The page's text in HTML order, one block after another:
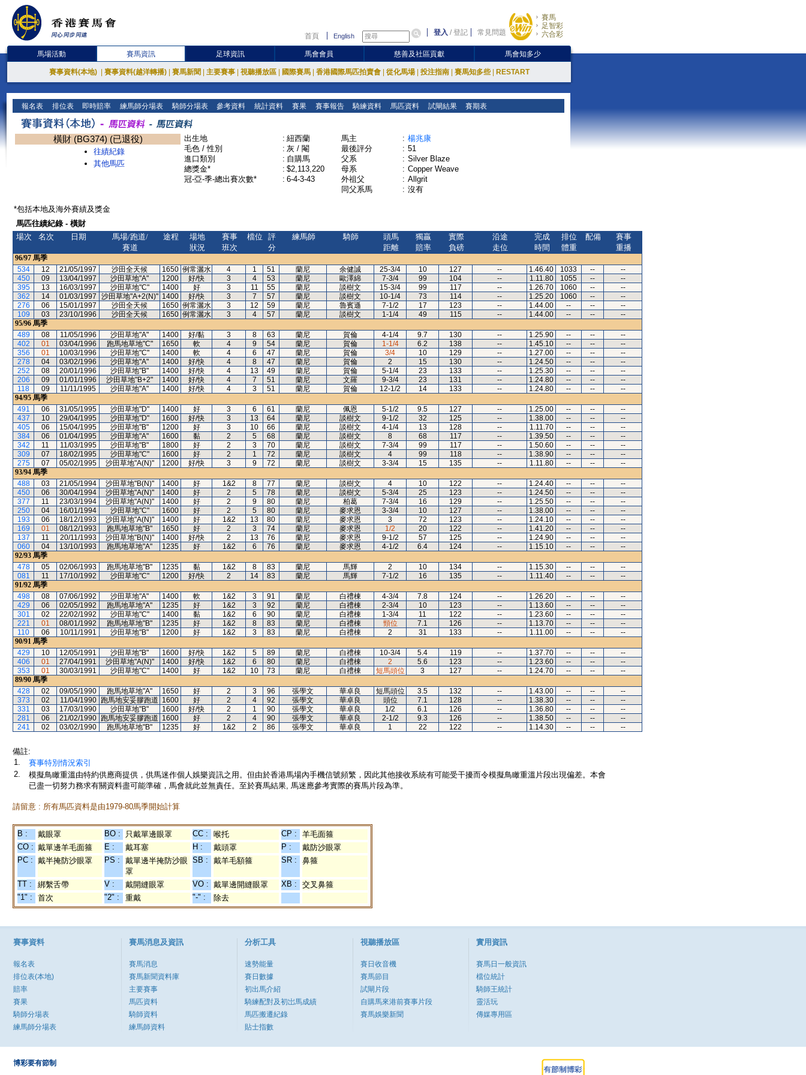
首頁 English 登入 /登記 常見問題
賽馬
足智彩
六合彩
馬場活動 賽馬資訊 足球資訊 馬會會員 慈善及社區貢獻 馬會知多少
賽事資料(本地) 賽事資料(越洋轉播) 賽馬新聞 主要賽事 視聽播放區 國際賽馬 香港國際馬匹拍賣會 從化馬場 投注指南 賽馬知多些 RESTART
報名表 排位表 即時賠率 練馬師分場表 騎師分場表 參考資料 統計資料 賽果 賽事報告 騎練資料 馬匹資料 試閘結果 賽期表
橫財 (BG374) (已退役)
往績紀錄
其他馬匹
出生地 : 紐西蘭
毛色 / 性別
: 灰 / 閹
進口類別
: 自購馬
總獎金*
: $2,113,220
冠-亞-季-總出賽次數*
: 6-4-3-43
馬主 : 楊兆康
最後評分
: 51
父系
: Silver Blaze
母系
: Copper Weave
外祖父
: Allgrit
同父系馬
: 沒有
*包括本地及海外賽績及獎金
馬匹往績紀錄 - 橫財
場次
名次 日期
馬場/跑道/
賽道
途程
場地
狀況
賽事
班次
檔位
評
分
練馬師 騎師
頭馬
距離
獨贏
賠率
實際
負磅
沿途
走位
完成
時間
排位
體重
配備
賽事
重播
96/97 馬季
534
12 21/05/1997 沙田全天候 1650 例常灑水 4 1 51 蘭尼 余健誠 25-3/4 10 127 -- 1.46.40 1033 --
--
450
09 13/04/1997 沙田草地"A" 1200 好/快 3 4 53 蘭尼 歐澤綿 7-3/4 99 104 -- 1.11.80 1055 --
--
395
13 16/03/1997 沙田草地"C" 1400 好 3 11 55 蘭尼 談樹文 15-3/4 99 117 -- 1.26.70 1060 --
--
362
14 01/03/1997 沙田草地"A+2(N)" 1400 好/快 3 7 57 蘭尼 談樹文 10-1/4 73 114 -- 1.25.20 1060 --
--
276
06 15/01/1997 沙田全天候 1650 例常灑水 3 12 59 蘭尼 魯賓遜 7-1/2 17 123 -- 1.44.00 -- --
--
109
03 23/10/1996 沙田全天候 1650 例常灑水 3 4 57 蘭尼 談樹文 1-1/4 49 115 -- 1.44.00 -- --
--
95/96 馬季
489
08 11/05/1996 沙田草地"A" 1400 好/黏 3 8 63 蘭尼 賀倫 4-1/4 9.7 130 -- 1.25.90 -- --
--
402
01 03/04/1996 跑馬地草地"C" 1650 軟 4 9 54 蘭尼 賀倫 1-1/4 6.2 138 -- 1.45.10 -- --
--
356
01 10/03/1996 沙田草地"C" 1400 軟 4 6 47 蘭尼 賀倫 3/4 10 129 -- 1.27.00 -- --
--
278
04 03/02/1996 沙田草地"A" 1400 好/快 4 8 47 蘭尼 賀倫 2 15 130 -- 1.24.50 -- --
--
252
08 20/01/1996 沙田草地"B" 1400 好/快 4 13 49 蘭尼 賀倫 5-1/4 23 133 -- 1.25.30 -- --
--
206
09 01/01/1996 沙田草地"B+2" 1400 好/快 4 7 51 蘭尼 文羅 9-3/4 23 131 -- 1.24.80 -- --
--
118
09 11/11/1995 沙田草地"A" 1400 好/快 4 3 51 蘭尼 賀倫 12-1/2 14 133 -- 1.24.80 -- --
--
94/95 馬季
491
06 31/05/1995 沙田草地"D" 1400 好 3 6 61 蘭尼 佩恩 5-1/2 9.5 127 -- 1.25.00 -- --
--
437
10 29/04/1995 沙田草地"D" 1600 好/快 3 13 64 蘭尼 談樹文 9-1/2 32 125 -- 1.38.00 -- --
--
405
06 15/04/1995 沙田草地"B" 1200 好 3 10 66 蘭尼 談樹文 4-1/4 13 128 -- 1.11.70 -- --
--
384
06 01/04/1995 沙田草地"A" 1600 黏 2 5 68 蘭尼 談樹文 8 68 117 -- 1.39.50 -- --
--
342
11 11/03/1995 沙田草地"B" 1800 好 2 3 70 蘭尼 談樹文 7-3/4 99 117 -- 1.50.60 -- --
--
309
07 18/02/1995 沙田草地"C" 1600 好 2 1 72 蘭尼 談樹文 4 99 118 -- 1.38.90 -- --
--
275
07 05/02/1995 沙田草地"A(N)" 1200 好/快 3 9 72 蘭尼 談樹文 3-3/4 15 135 -- 1.11.80 -- --
--
93/94 馬季
488
03 21/05/1994 沙田草地"B(N)" 1400 好 1&2 8 77 蘭尼 談樹文 4 10 122 -- 1.24.40 -- --
--
450
06 30/04/1994 沙田草地"A(N)" 1400 好 2 5 78 蘭尼 談樹文 5-3/4 25 123 -- 1.24.50 -- --
--
377
11 23/03/1994 沙田草地"A(N)" 1400 好 2 9 80 蘭尼 柏葛 7-3/4 16 129 -- 1.25.50 -- --
--
250
04 16/01/1994 沙田草地"C" 1600 好 2 5 80 蘭尼 麥求恩 3-3/4 10 127 -- 1.38.00 -- --
--
193
06 18/12/1993 沙田草地"A(N)" 1400 好 1&2 13 80 蘭尼 麥求恩 3 72 123 -- 1.24.10 -- --
--
169
01 08/12/1993 跑馬地草地"B" 1650 好 2 3 74 蘭尼 麥求恩 1/2 20 122 -- 1.41.20 -- --
--
137
11 20/11/1993 沙田草地"B(N)" 1400 好/快 2 13 76 蘭尼 麥求恩 9-1/2 57 125 -- 1.24.90 -- --
--
060
04 13/10/1993 跑馬地草地"A" 1235 好 1&2 6 76 蘭尼 麥求恩 4-1/2 6.4 124 -- 1.15.10 -- --
--
92/93 馬季
478
05 02/06/1993 跑馬地草地"B" 1235 黏 1&2 8 83 蘭尼 馬輝 2 10 134 -- 1.15.30 -- --
--
081
11 17/10/1992 沙田草地"C" 1200 好/快 2 14 83 蘭尼 馬輝 7-1/2 16 135 -- 1.11.40 -- --
--
91/92 馬季
498
08 07/06/1992 沙田草地"A" 1400 軟 1&2 3 91 蘭尼 白禮棟 4-3/4 7.8 124 -- 1.26.20 -- --
--
429
06 02/05/1992 跑馬地草地"A" 1235 好 1&2 3 92 蘭尼 白禮棟 2-3/4 10 123 -- 1.13.60 -- --
--
301
02 22/02/1992 沙田草地"C" 1400 黏 1&2 6 90 蘭尼 白禮棟 1-3/4 11 122 -- 1.23.60 -- --
--
221
01 08/01/1992 跑馬地草地"B" 1235 好 1&2 8 83 蘭尼 白禮棟 頸位 7.1 126 -- 1.13.70 -- --
--
110
06 10/11/1991 沙田草地"B" 1200 好 1&2 3 83 蘭尼 白禮棟 2 31 133 -- 1.11.00 -- --
--
90/91 馬季
429
10 12/05/1991 沙田草地"B" 1600 好/快 1&2 5 89 蘭尼 白禮棟 10-3/4 5.4 119 -- 1.37.70 -- --
--
406
01 27/04/1991 沙田草地"A(N)" 1400 好/快 1&2 6 80 蘭尼 白禮棟 2 5.6 123 -- 1.23.60 -- --
--
353
01 30/03/1991 沙田草地"C" 1400 好 1&2 10 73 蘭尼 白禮棟 短馬頭位 3 127 -- 1.24.70 -- --
--
89/90 馬季
428
02 09/05/1990 跑馬地草地"A" 1650 好 2 3 96 張學文 華卓良 短馬頭位 3.5 132 -- 1.43.00 -- --
--
373
02 11/04/1990 跑馬地安妥膠跑道 1600 好 2 4 92 張學文 華卓良 頭位 7.1 128 -- 1.38.30 -- --
--
331
03 17/03/1990 沙田草地"B" 1600 好/快 2 1 90 張學文 華卓良 1/2 6.1 126 -- 1.36.80 -- --
--
281
06 21/02/1990 跑馬地安妥膠跑道 1600 好 2 4 90 張學文 華卓良 2-1/2 9.3 126 -- 1.38.50 -- --
--
241
02 03/02/1990 跑馬地草地"B" 1235 好 1&2 2 86 張學文 華卓良 1 22 122 -- 1.14.30 -- -- --
備註:
1.
賽事特別情況索引
2.
模擬鳥瞰重溫由特約供應商提供，供馬迷作個人娛樂資訊之用。但由於香港馬場內手機信號頻繁，因此其他接收系統有可能受干擾而令模擬鳥瞰重溫片段出現偏差。本會
已盡一切努力務求有關資料盡可能準確，馬會就此並無責任。至於賽馬結果, 馬迷應參考實際的賽馬片段為準。
請留意 : 所有馬匹資料是由1979-80馬季開始計算
B : 戴眼罩 BO : 只戴單邊眼罩 CC : 喉托 CP :
羊毛面箍
CO : 戴單邊羊毛面箍 E : 戴耳塞 H : 戴頭罩 P :
戴防沙眼罩
PC : 戴半掩防沙眼罩 PS :
戴單邊半掩防沙眼
罩
SB : 戴羊毛額箍 SR : 鼻箍
TT : 綁繫舌帶 V : 戴開縫眼罩 VO : 戴單邊開縫眼罩 XB :
交叉鼻箍
"1" :
首次 "2" : 重戴 "-" : 除去
賽事資料
報名表
排位表(本地)
賠率
賽果
騎師分場表
練馬師分場表
賽馬消息及資訊
賽馬消息
賽馬新聞資料庫
主要賽事
馬匹資料
騎師資料
練馬師資料
分析工具
速勢能量
賽日數據
初出馬介紹
騎練配對及初岀馬成績
馬匹搬遷紀錄
貼士指數
視聽播放區
賽日收音機
賽馬節目
試閘片段
自購馬來港前賽事片段
賽馬娛樂新聞
實用資訊
賽馬日一般資訊
檔位統計
騎師王統計
靈活玩
傳媒專用區
博彩要有節制